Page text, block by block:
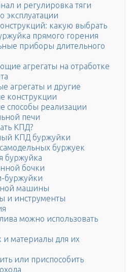
и регулировка тяги
эксплуатации
какую выбрать
прямого горения
приборы длительного
агрегаты на отработке
агрегаты и другие
конструкции
способы реализации
печи
КПД?
КПД буржуйки
буржуек
буржуйка
бочки
буржуйки
машины
и инструменты
можно использовать
материалы для их
или приспособить